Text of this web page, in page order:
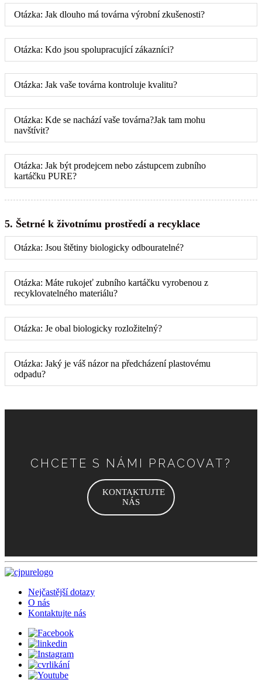
Otázka: Jak dlouho má továrna výrobní zkušenosti?
Otázka: Kdo jsou spolupracující zákazníci?
Otázka: Jak vaše továrna kontroluje kvalitu?
Otázka: Kde se nachází vaše továrna?Jak tam mohu
navštívit?
Otázka: Jak být prodejcem nebo zástupcem zubního
kartáčku PURE?
5. Šetrné k životnímu prostředí a recyklace
Otázka: Jsou štětiny biologicky odbouratelné?
Otázka: Máte rukojeť zubního kartáčku vyrobenou z
recyklovatelného materiálu?
Otázka: Je obal biologicky rozložitelný?
Otázka: Jaký je váš názor na předcházení plastovému
odpadu?
CHCETE S NÁMI PRACOVAT?
KONTAKTUJTE
NÁS
Nejčastější dotazy
O nás
Kontaktujte nás